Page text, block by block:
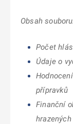
Obsah
Počet
Údaje o
přípravků
Finanční